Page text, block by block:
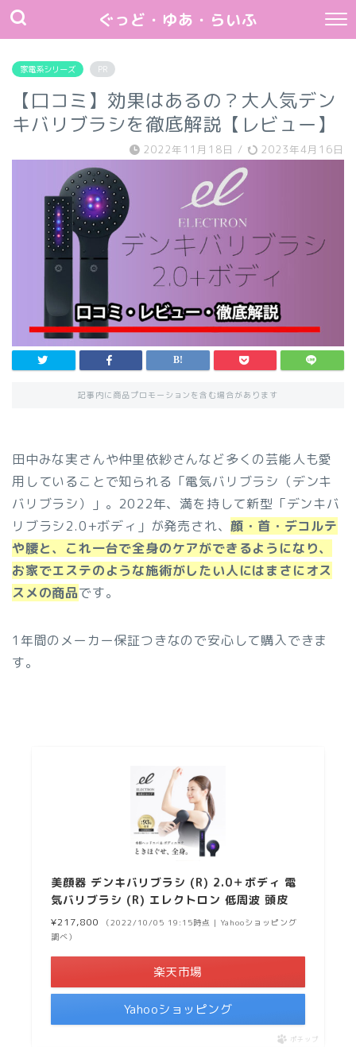
ぐっど・ゆあ・らいふ
家電系シリーズ PR
【口コミ】効果はあるの？大人気デン
キバリブラシを徹底解説【レビュー】
2022年11月18日 / 2023年4月16日
記事内に商品プロモーションを含む場合があります
田中みな実さんや仲里依紗さんなど多くの芸能人も愛
用していることで知られる「電気バリブラシ（デンキ
バリブラシ）」。2022年、満を持して新型「デンキバ
リブラシ2.0+ボディ」が発売され、顔・首・デコルテ
や腰と、これ一台で全身のケアができるようになり、
お家でエステのような施術がしたい人にはまさにオス
スメの商品です。
1年間のメーカー保証つきなので安心して購入できま
す。
美顔器 デンキバリブラシ (R) 2.0＋ボディ 電
気バリブラシ (R) エレクトロン 低周波 頭皮
¥217,800
（2022/10/05 19:15時点 | Yahooショッピング
調べ）
楽天市場
Yahooショッピング
ポチップ